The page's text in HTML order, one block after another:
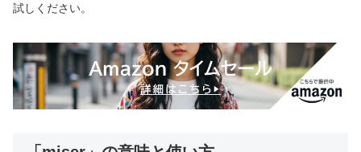
試しください。